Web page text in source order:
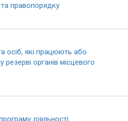
правопорядку
осіб, які працюють або
органів місцевого
діяльності